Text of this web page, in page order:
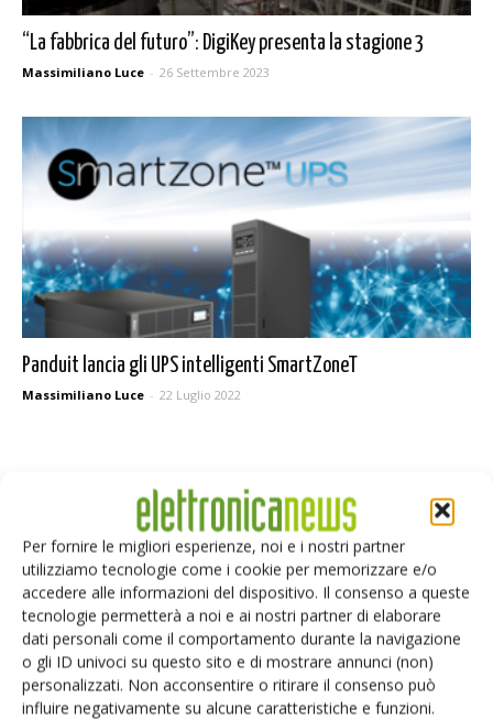
Per fornire le migliori esperienze, noi e i nostri partner
utilizziamo tecnologie come i cookie per memorizzare e/o
accedere alle informazioni del dispositivo. Il consenso a queste
tecnologie permetterà a noi e ai nostri partner di elaborare
dati personali come il comportamento durante la navigazione
o gli ID univoci su questo sito e di mostrare annunci (non)
personalizzati. Non acconsentire o ritirare il consenso può
influire negativamente su alcune caratteristiche e funzioni.
“La fabbrica del futuro”: DigiKey presenta la stagione 3
Massimiliano Luce - 26 Settembre 2023
Panduit lancia gli UPS intelligenti SmartZoneT
Massimiliano Luce - 22 Luglio 2022
Selezione di elettronica